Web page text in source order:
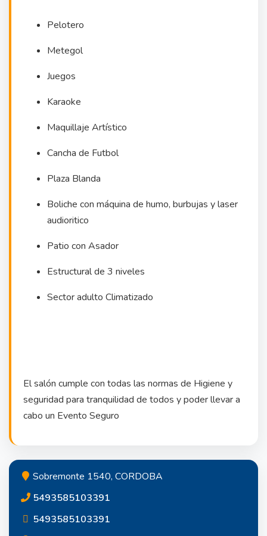
Pelotero
Metegol
Juegos
Karaoke
Maquillaje Artístico
Cancha de Futbol
Plaza Blanda
Boliche con máquina de humo, burbujas y laser
audioritico
Patio con Asador
Estructural de 3 niveles
Sector adulto Climatizado
El salón cumple con todas las normas de Higiene y
seguridad para tranquilidad de todos y poder llevar a
cabo un Evento Seguro
Sobremonte 1540, CORDOBA
5493585103391
5493585103391